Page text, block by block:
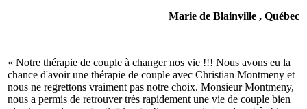
Marie de Blainville , Québec
« Notre thérapie de couple à changer nos vie !!! Nous avons eu la
chance d'avoir une thérapie de couple avec Christian Montmeny et
nous ne regrettons vraiment pas notre choix. Monsieur Montmeny,
nous a permis de retrouver très rapidement une vie de couple bien